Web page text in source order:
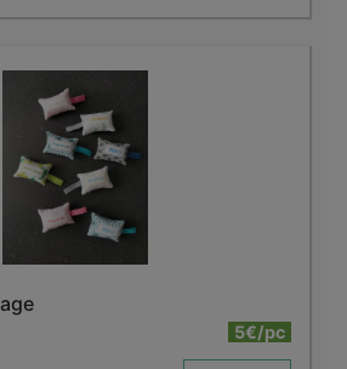
5€/pc